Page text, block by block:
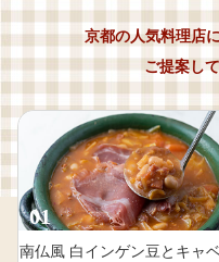
京都の人気料理店
ご提案し
01
南仏風 白インゲン豆とキャ